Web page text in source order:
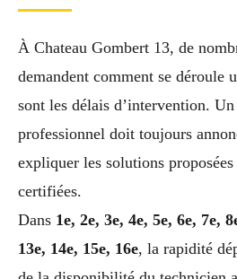
À Chateau Gombert 13, de
demandent comment se déroule
sont les délais d’intervention.
professionnel doit toujours
expliquer les solutions
certifiées.
Dans 1e, 2e, 3e, 4e, 5e, 6e, 7e,
13e, 14e, 15e, 16e, la rapidité